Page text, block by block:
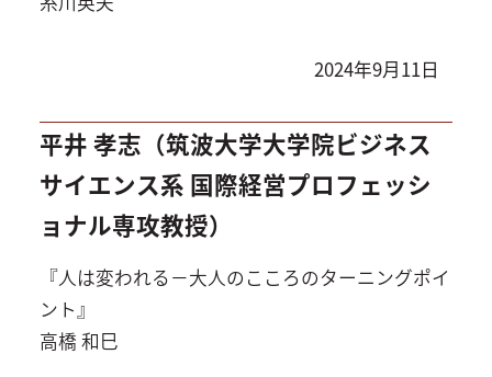
2024年9月11日
平井 孝志（筑波大学大学院ビジネス
サイエンス系 国際経営プロフェッシ
ョナル専攻教授）
『人は変われる－大人のこころのターニングポイ
ント』
高橋 和巳